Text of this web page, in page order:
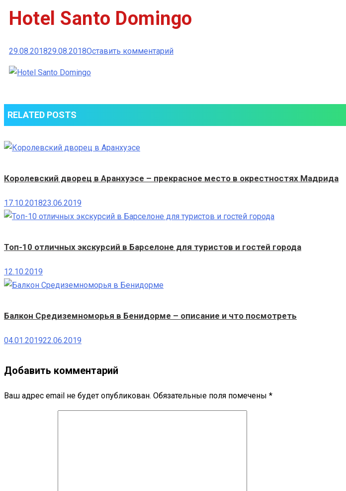
Hotel Santo Domingo
29.08.201829.08.2018Оставить комментарийк
RELATED POSTS
Королевский дворец в Аранхуэсе – прекрасное место в окрестностях Мадрида
17.10.201823.06.2019
Топ-10 отличных экскурсий в Барселоне для туристов и гостей города
12.10.2019
Балкон Средиземноморья в Бенидорме – описание и что посмотреть
04.01.201922.06.2019
Добавить комментарий
Ваш адрес email не будет опубликован. Обязательные поля помечены *